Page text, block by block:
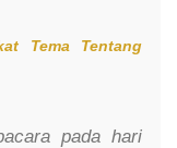
Tema Tentang
pada hari